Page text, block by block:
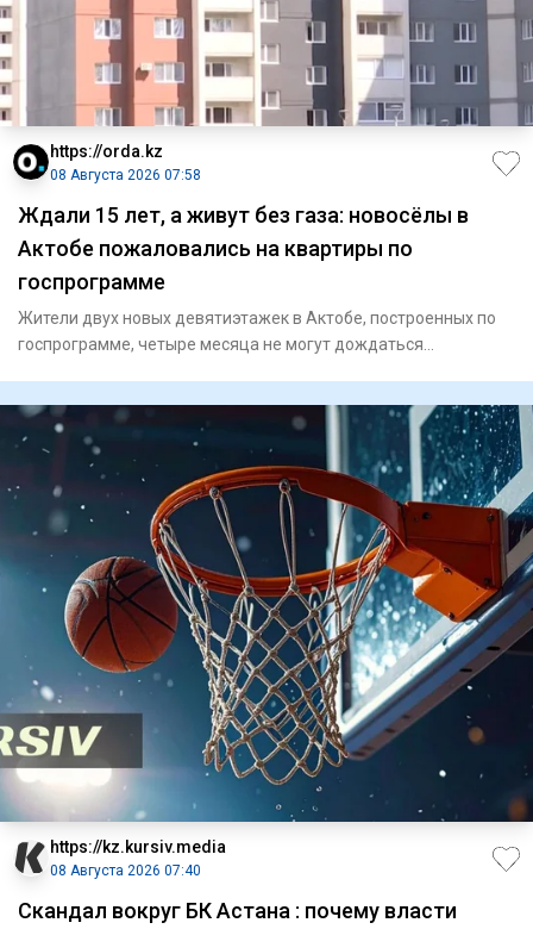
https://orda.kz
08 Августа 2026 07:58
Ждали 15 лет, а живут без газа: новосёлы в
Актобе пожаловались на квартиры по
госпрограмме
Жители двух новых девятиэтажек в Актобе, построенных по
госпрограмме, четыре месяца не могут дождаться
https://kz.kursiv.media
08 Августа 2026 07:40
Скандал вокруг БК Астана : почему власти